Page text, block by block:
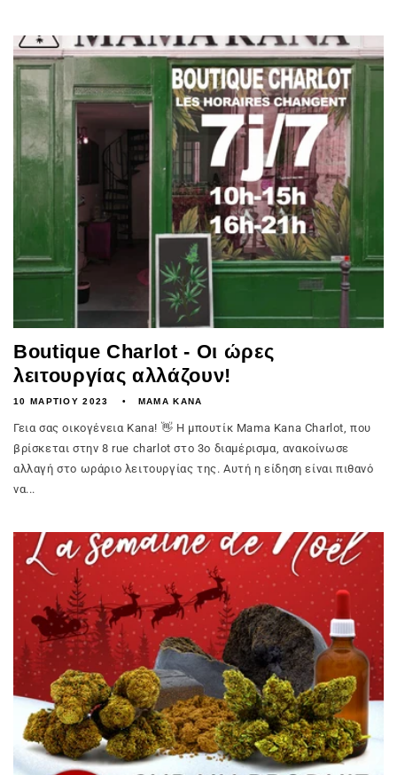
Boutique Charlot - Οι ώρες
λειτουργίας αλλάζουν!
10 ΜΑΡΤΊΟΥ 2023 MAMA KANA
Γεια σας οικογένεια Kana! 👋 Η μπουτίκ Mama Kana Charlot, που
βρίσκεται στην 8 rue charlot στο 3ο διαμέρισμα, ανακοίνωσε
αλλαγή στο ωράριο λειτουργίας της. Αυτή η είδηση είναι πιθανό
να...